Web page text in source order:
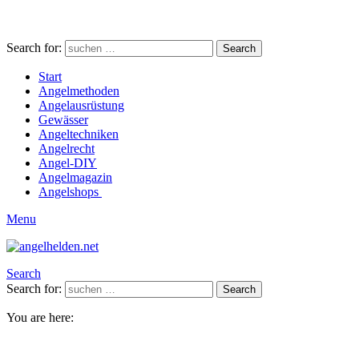
Search for: Search
Start
Angelmethoden
Angelausrüstung
Gewässer
Angeltechniken
Angelrecht
Angel-DIY
Angelmagazin
Angelshops
Menu
Search
Search for:
Search
You are here: